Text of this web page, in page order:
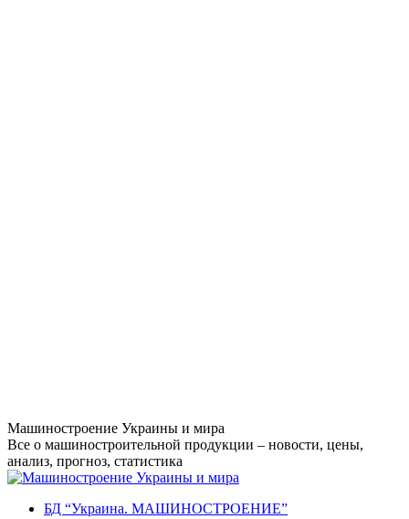
Перейти
к
содержанию
Машиностроение Украины и мира
Все о машиностроительной продукции – новости, цены,
анализ, прогноз, статистика
БД “Украина. МАШИНОСТРОЕНИЕ”